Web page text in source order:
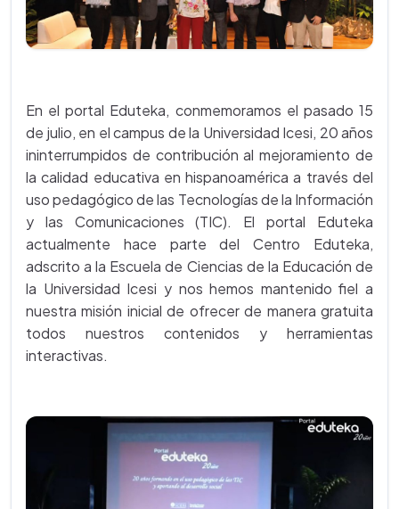
En el portal Eduteka, conmemoramos el pasado 15
de julio, en el campus de la Universidad Icesi, 20 años
ininterrumpidos de contribución al mejoramiento de
la calidad educativa en hispanoamérica a través del
uso pedagógico de las Tecnologías de la Información
y las Comunicaciones (TIC). El portal Eduteka
actualmente hace parte del Centro Eduteka,
adscrito a la Escuela de Ciencias de la Educación de
la Universidad Icesi y nos hemos mantenido fiel a
nuestra misión inicial de ofrecer de manera gratuita
todos nuestros contenidos y herramientas
interactivas.